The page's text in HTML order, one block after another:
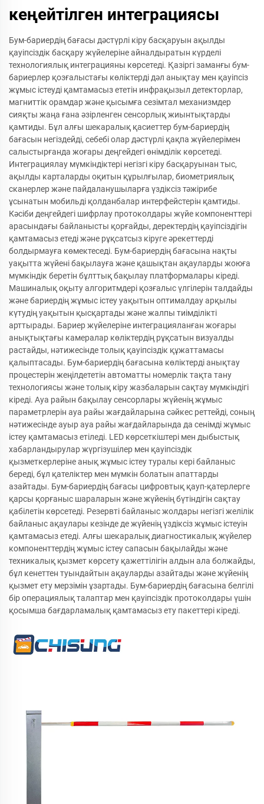
кеңейтілген интеграциясы
Бум-бариердің бағасы дәстүрлі кіру басқаруын ақылды
қауіпсіздік басқару жүйелеріне айналдыратын күрделі
технологиялық интеграцияны көрсетеді. Қазіргі заманғы бум-
бариерлер қозғалыстағы көліктерді дәл анықтау мен қауіпсіз
жұмыс істеуді қамтамасыз ететін инфрақызыл детекторлар,
магниттік орамдар және қысымға сезімтал механизмдер
сияқты жаңа ғана әзірленген сенсорлық жиынтықтарды
қамтиды. Бұл алғы шекаралық қасиеттер бум-бариердің
бағасын негіздейді, себебі олар дәстүрлі қақпа жүйелерімен
салыстырғанда жоғары деңгейдегі өнімділік көрсетеді.
Интеграциялау мүмкіндіктері негізгі кіру басқаруынан тыс,
ақылды карталарды оқитын құрылғылар, биометриялық
сканерлер және пайдаланушыларға үздіксіз тәжірибе
ұсынатын мобильді қолданбалар интерфейстерін қамтиды.
Кәсіби деңгейдегі шифрлау протоколдары жүйе компоненттері
арасындағы байланысты қорғайды, деректердің қауіпсіздігін
қамтамасыз етеді және рұқсатсыз кіруге әрекеттерді
болдырмауға көмектеседі. Бум-бариердің бағасына нақты
уақытта жүйені бақылауға және қашықтан ақауларды жоюға
мүмкіндік беретін бұлттық бақылау платформалары кіреді.
Машиналық оқыту алгоритмдері қозғалыс үлгілерін талдайды
және бариердің жұмыс істеу уақытын оптималдау арқылы
күтудің уақытын қысқартады және жалпы тиімділікті
арттырады. Бариер жүйелеріне интеграцияланған жоғары
анықтықтағы камералар көліктердің рұқсатын визуалды
растайды, нәтижесінде толық қауіпсіздік құжаттамасы
қалыптасады. Бум-бариердің бағасына көліктерді анықтау
процестерін жеңілдететін автоматты номерлік тақта тану
технологиясы және толық кіру жазбаларын сақтау мүмкіндігі
кіреді. Ауа райын бақылау сенсорлары жүйенің жұмыс
параметрлерін ауа райы жағдайларына сәйкес реттейді, соның
нәтижесінде ауыр ауа райы жағдайларында да сенімді жұмыс
істеу қамтамасыз етіледі. LED көрсеткіштері мен дыбыстық
хабарландырулар жүргізушілер мен қауіпсіздік
қызметкерлеріне анық жұмыс істеу туралы кері байланыс
береді, бұл қателіктер мен мүмкін болатын апаттарды
азайтады. Бум-бариердің бағасы цифровтық қауп-қатерлерге
қарсы қорғаныс шараларын және жүйенің бүтіндігін сақтау
қабілетін көрсетеді. Резервті байланыс жолдары негізгі желілік
байланыс ақаулары кезінде де жүйенің үздіксіз жұмыс істеуін
қамтамасыз етеді. Алғы шекаралық диагностикалық жүйелер
компоненттердің жұмыс істеу сапасын бақылайды және
техникалық қызмет көрсету қажеттілігін алдын ала болжайды,
бұл кенеттен туындайтын ақауларды азайтады және жүйенің
қызмет ету мерзімін ұзартады. Бум-бариердің бағасына белгілі
бір операциялық талаптар мен қауіпсіздік протоколдары үшін
қосымша бағдарламалық қамтамасыз ету пакеттері кіреді.